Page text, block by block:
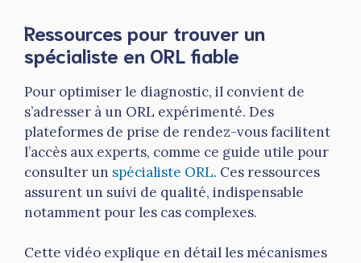
Ressources pour trouver un
spécialiste en ORL fiable
Pour optimiser le diagnostic, il convient de
s’adresser à un ORL expérimenté. Des
plateformes de prise de rendez-vous facilitent
l’accès aux experts, comme ce guide utile pour
consulter un spécialiste ORL. Ces ressources
assurent un suivi de qualité, indispensable
notamment pour les cas complexes.
Cette vidéo explique en détail les mécanismes